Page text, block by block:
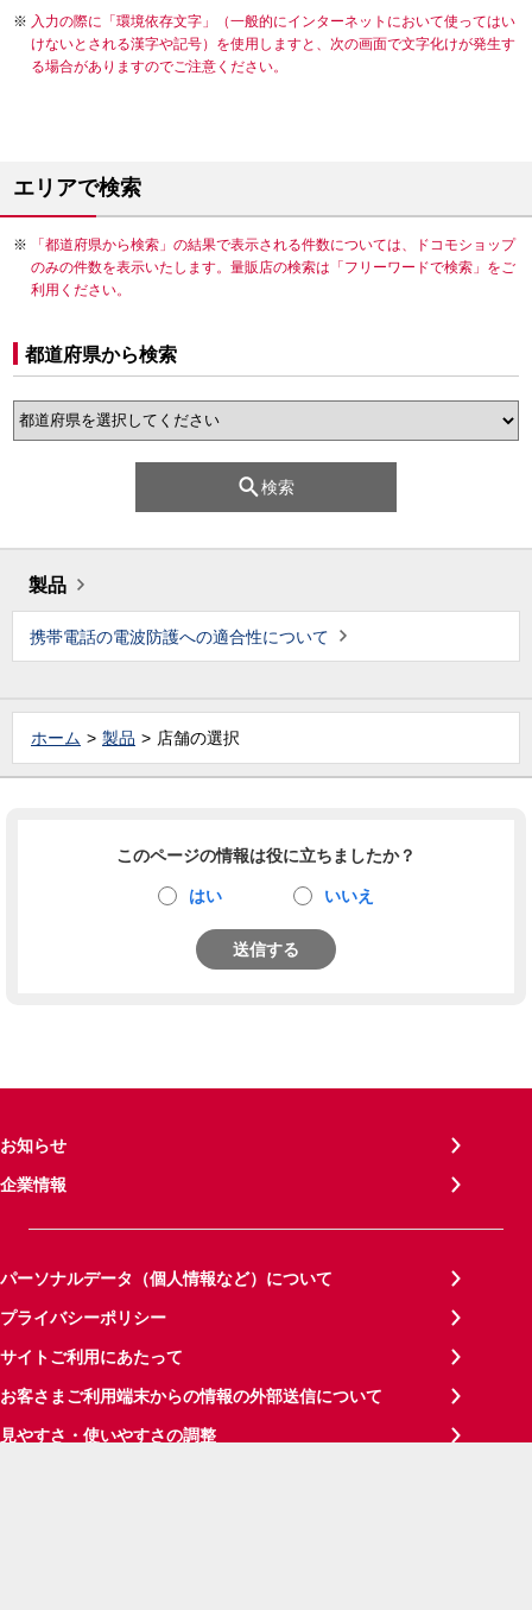
入力の際に「環境依存文字」（一般的にインターネットにおいて使ってはい
けないとされる漢字や記号）を使用しますと、次の画面で文字化けが発生す
る場合がありますのでご注意ください。
エリアで検索
「都道府県から検索」の結果で表示される件数については、ドコモショップ
のみの件数を表示いたします。量販店の検索は「フリーワードで検索」をご
利用ください。
都道府県から検索
検索
製品
携帯電話の電波防護への適合性について
ホーム 製品 店舗の選択
このページの情報は役に立ちましたか？
はい いいえ
送信する
お知らせ
企業情報
パーソナルデータ（個人情報など）について
プライバシーポリシー
サイトご利用にあたって
お客さまご利用端末からの情報の外部送信について
見やすさ・使いやすさの調整